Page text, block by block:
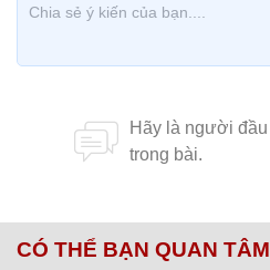
CÓ THỂ BẠN QUAN TÂM